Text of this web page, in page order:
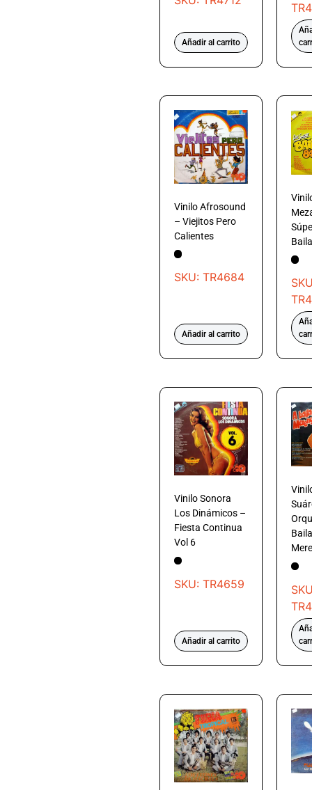
Añadir al carrito
Vinilo Afrosound
– Viejitos Pero
Calientes
SKU: TR4684
Añadir al carrito
Vinilo Sonora
Los Dinámicos –
Fiesta Continua
Vol 6
SKU: TR4659
Añadir al carrito